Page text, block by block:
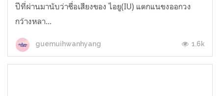
ปีที่ผ่านมานับว่าชื่อเสียงของ ไอยู(IU) แตกแนขงออกวง
กว้างหลา...
guemuihwanhyang 1.6k